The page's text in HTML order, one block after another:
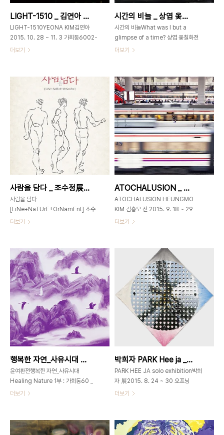
Shimada) 1983년 일본 교토 출생.
카투니스트,..
Torum(Wiesbaden.German..
LIGHT-1510 _ 김연아 _ 2015_1028 ▶ 1103
LIGHT-1510YEONA KIM김연아
2015. 10. 28 ~ 11. 3 가회동6002-
3673-0585서울시 종로구 가회동
hanji_2013 The City NO.014-
3_50x50cm_acrylic on
canvas_2014
더보기
시간의 비늘 _ 상엽 옻칠화전 _ 2015_1014 ▶ 1027
시간의 비늘What was I but a
glimpse of a time? 상엽 옻칠화전
SANGYOUP solo exhibition
6pm 가회동60 _
GAHOEDONG60서울시 종로구 북
촌로 11길 502-3673-
0585gahoedong60@gmail.com
더보기
사람을 담다 _ 조수정展 _ 2015_1001 ▶ 1012
사람을 담다
[LiNe+NaTUrE+OrNamEnt] 조수
정Jo Soojeong Solo Exhibition
GAHOEDONG60www.gahoedong60.com
서울시 종로구 북촌로 11길 502-
3673-
0585gahoedong60@gmail.com
관계를 여는 최소한의 표정 옛 그림을 볼
때 흔히 그 작품이 얼마나 ‘핍진逼眞’한
지를 이야기한다. 국어사전은 ‘핍진逼
眞’을 “표현이 진실하여 거짓이 없다”고
푼다.현대의 작품을 볼 때도 ‘핍진逼
眞’의 진실은 크게 다르지 않다.작업에
다. 展 작업의 특성이 꼭 그러하다. 공예
작품이 이렇게 무심해도 되는가 싶을 정
도로, 표현이 담담하고 정갈하다..
더보기
ATOCHALUSION _ 김흥모展 _ 2015_0918 ▶ 0929
ATOCHALUSION HEUNGMO
KIM 김흥모 전 2015. 9. 18 ~ 29
(26,27 휴관) 오프닝: 2015. 9. 18. 오
GAHOEDONG60연락처: 02-
3673-0585 /
gahoedong60@gmail.com 주소:
03055 서울시 종로구 북촌로 11길
5(가회동)
www.gahoedong60.com 김흥모
Print_2014 Heung Mo Kim's
Mural scaled "Soulscape" is a
painting that blends structural
forms with churning el..
더보기
행복한 자연_사유시대 _ 윤여환 _ 2015_0910 ▶ 0916
윤여환전행복한 자연_사유시대
Healing Nature 1부 : 가회동60 _
GAHOEDONG60개관시간: 오전 11
10(목) pm 6. 서울시 종로구 북촌로 11
길 5TEL 02-3673-0585 윤여환
더보기
박희자 PARK Hee ja _ 2015_0824 ▶ 0830
PARK HEE JA solo exhibition박희
자 展2015. 8. 24 ~ 30 오프닝
_2015. 8. 24(월요일) 오후 6시개관
서울시 종로구 북촌로 11길 5(가회동
60번지)02-3673-0585 어머니의
더보기